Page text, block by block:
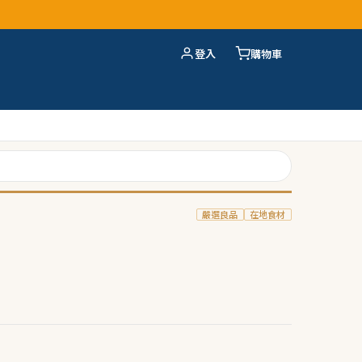
登入 購物車
嚴選良品 在地食材